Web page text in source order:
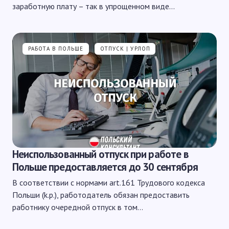
заработную плату – так в упрощенном виде…
РАБОТА В ПОЛЬШЕ ОТПУСК | УРЛОП
Неиспользованный отпуск при работе в
Польше предоставляется до 30 сентября
В соответствии с нормами art.161 Трудового кодекса
Польши (k.p.), работодатель обязан предоставить
работнику очередной отпуск в том…